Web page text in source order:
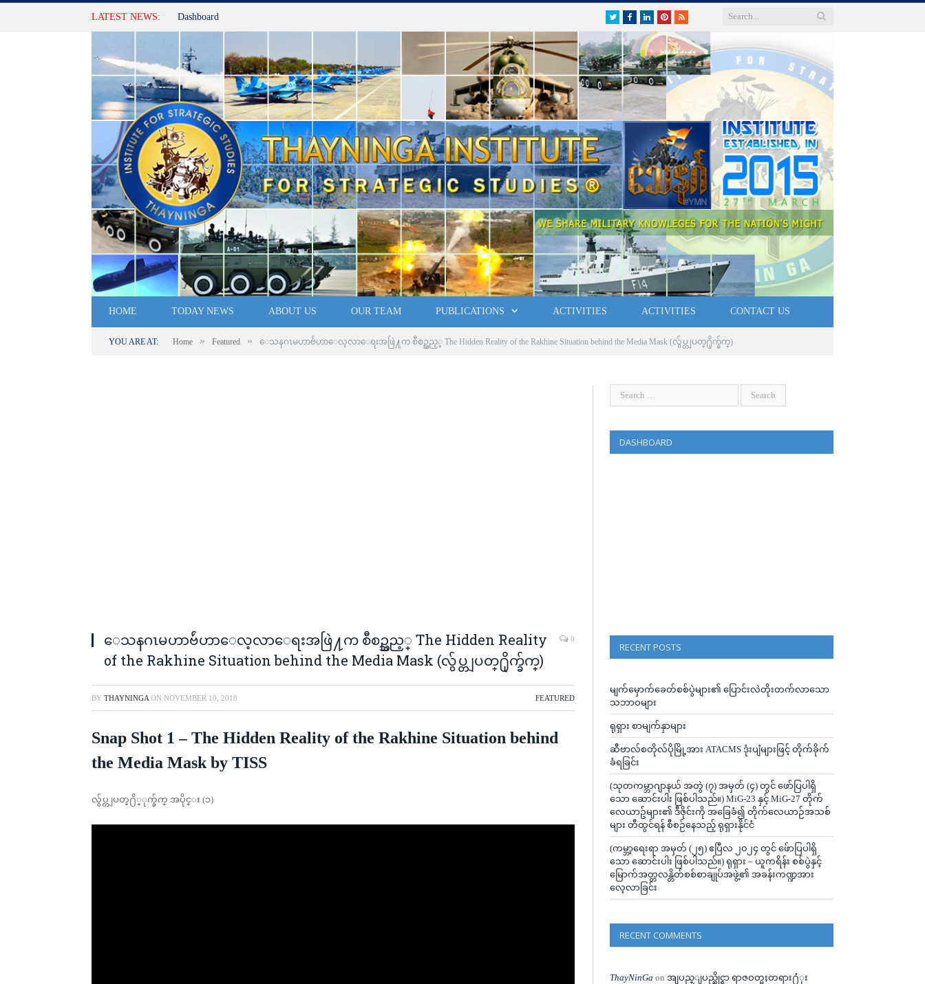
LATEST NEWS: Dashboard TwitterFacebookLinkedInPinterest
RSS
HOME TODAY NEWS ABOUT US OUR TEAM PUBLICATIONS ACTIVITIES ACTIVITIES CONTACT US
YOU ARE AT: Home » Featured » ေသနဂၤမဟာဗ်ဴဟာေလ့လာေရးအဖြဲ႔က စီစဥ္သည့္ The Hidden Reality of the Rakhine Situation behind the Media Mask (လွ်ပ္တျပတ္႐ိုက္ခ်က္)
ေသနဂၤမဟာဗ်ဴဟာေလ့လာေရးအဖြဲ႔က စီစဥ္သည့္ The Hidden Reality
of the Rakhine Situation behind the Media Mask (လွ်ပ္တျပတ္႐ိုက္ခ်က္)
0
BY THAYNINGA ON NOVEMBER 10, 2018 FEATURED
Snap Shot 1 – The Hidden Reality of the Rakhine Situation behind
the Media Mask by TISS
လွ်ပ္တျပတ္႐ိ္ုက္ခ်က္ အပိုင္း (၁)
DASHBOARD
RECENT POSTS
မျက်မှောက်ခေတ်စစ်ပွဲများ၏ ပြောင်းလဲတိုးတက်လာသော
သဘာဝများ
ရုရှား စာမျက်နှာများ
ဆီဗာလ်စတိုလ်ပိုမြို့အား ATACMS ဒုံးပျံများဖြင့် တိုက်ခိုက်
ခံရခြင်း
(သုတကမ္ဘာဂျာနယ် အတွဲ (၇) အမှတ် (၄) တွင် ဖော်ပြပါရှိ
သော ဆောင်းပါး ဖြစ်ပါသည်။) MiG-23 နှင့် MiG-27 တိုက်
လေယာဥ်များ၏ ဒီဇိုင်းကို အခြေခံ၍ တိုက်လေယာဉ်အသစ်
များ တီထွင်ရန် စီစဉ်နေသည့် ရုရှားနိုင်ငံ
(ကမ္ဘာ့ရေးရာ အမှတ် (၂၅) ဧပြီလ ၂၀၂၄ တွင် ဖ်ောပြပါရှိ
သော ဆောင်းပါး ဖြစ်ပါသည်။) ရုရှား – ယူကရိန်း စစ်ပွဲနှင့်
မြောက်အတ္တလန္တိတ်စစ်စာချုပ်အဖွဲ့၏ အခန်းကဏ္ဍအား
လေ့လာခြင်း
RECENT COMMENTS
ThayNinGa on အျပည္ျပည္ဆိုင္ရာ ရာဇဝတ္မႈတရား႐ံုး